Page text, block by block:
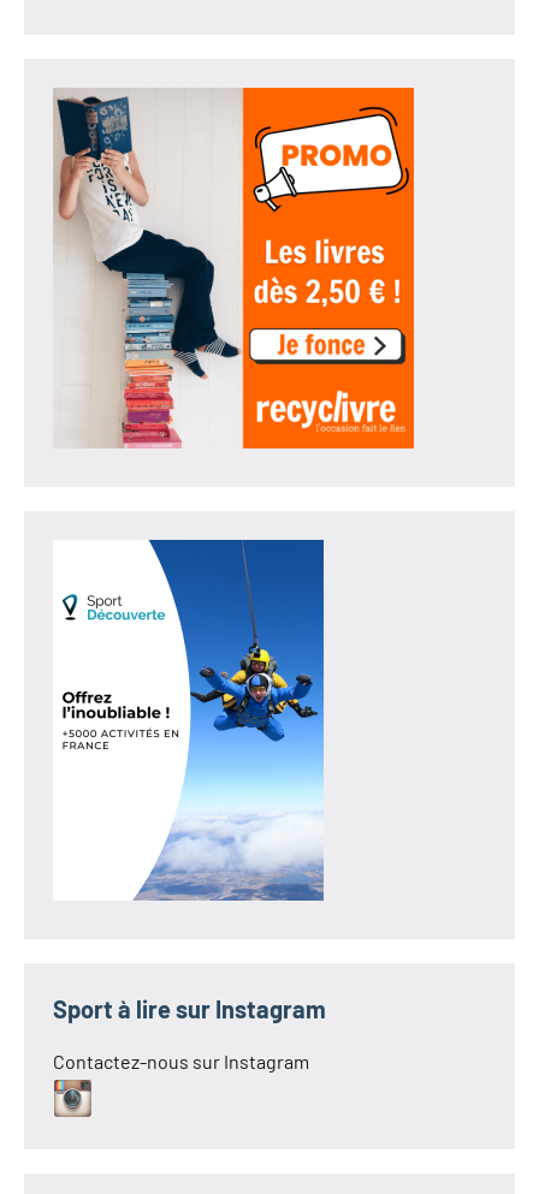
Sport à lire sur Instagram
Contactez-nous sur Instagram